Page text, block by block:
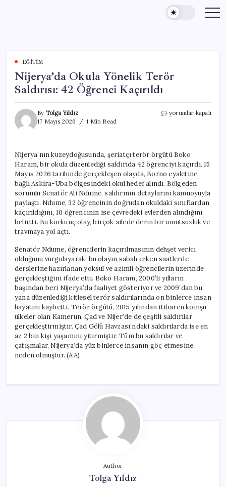
content
EĞITIM
Nijerya’da Okula Yönelik Terör
Saldırısı: 42 Öğrenci Kaçırıldı
By Tolga Yıldız
17 Mayıs 2026
1 Min Read
Nijerya’da
42
Öğrenci
Kaçırıldı
için
yorumlar kapalı
Nijerya’nın kuzeydoğusunda, şeriatçı terör örgütü Boko
Haram, bir okula düzenlediği saldırıda 42 öğrenciyi kaçırdı. 15
Mayıs 2026 tarihinde gerçekleşen olayda, Borno eyaletine
bağlı Askira-Uba bölgesindeki okul hedef alındı. Bölgeden
sorumlu Senatör Ali Ndume, saldırının detaylarını kamuoyuyla
paylaştı. Ndume, 32 öğrencinin doğrudan okuldaki sınıflardan
kaçırıldığını, 10 öğrencinin ise çevredeki evlerden alındığını
belirtti. Bu korkunç olay, birçok ailede derin bir umutsuzluk ve
travmaya yol açtı.
Senatör Ndume, öğrencilerin kaçırılmasının dehşet verici
olduğunu vurgulayarak, bu olayın sabah erken saatlerde
derslerine hazırlanan yoksul ve azimli öğrencilerin üzerinde
gerçekleştiğini ifade etti. Boko Haram, 2000’li yılların
başından beri Nijerya’da faaliyet gösteriyor ve 2009’dan bu
yana düzenlediği kitlesel terör saldırılarında on binlerce insan
hayatını kaybetti. Terör örgütü, 2015 yılından itibaren komşu
ülkeler olan Kamerun, Çad ve Nijer’de de çeşitli saldırılar
gerçekleştirmiştir. Çad Gölü Havzası’ndaki saldırılarda ise en
az 2 bin kişi yaşamını yitirmiştir. Tüm bu saldırılar ve
çatışmalar, Nijerya’da yüz binlerce insanın göç etmesine
neden olmuştur. (AA)
Author
Tolga Yıldız